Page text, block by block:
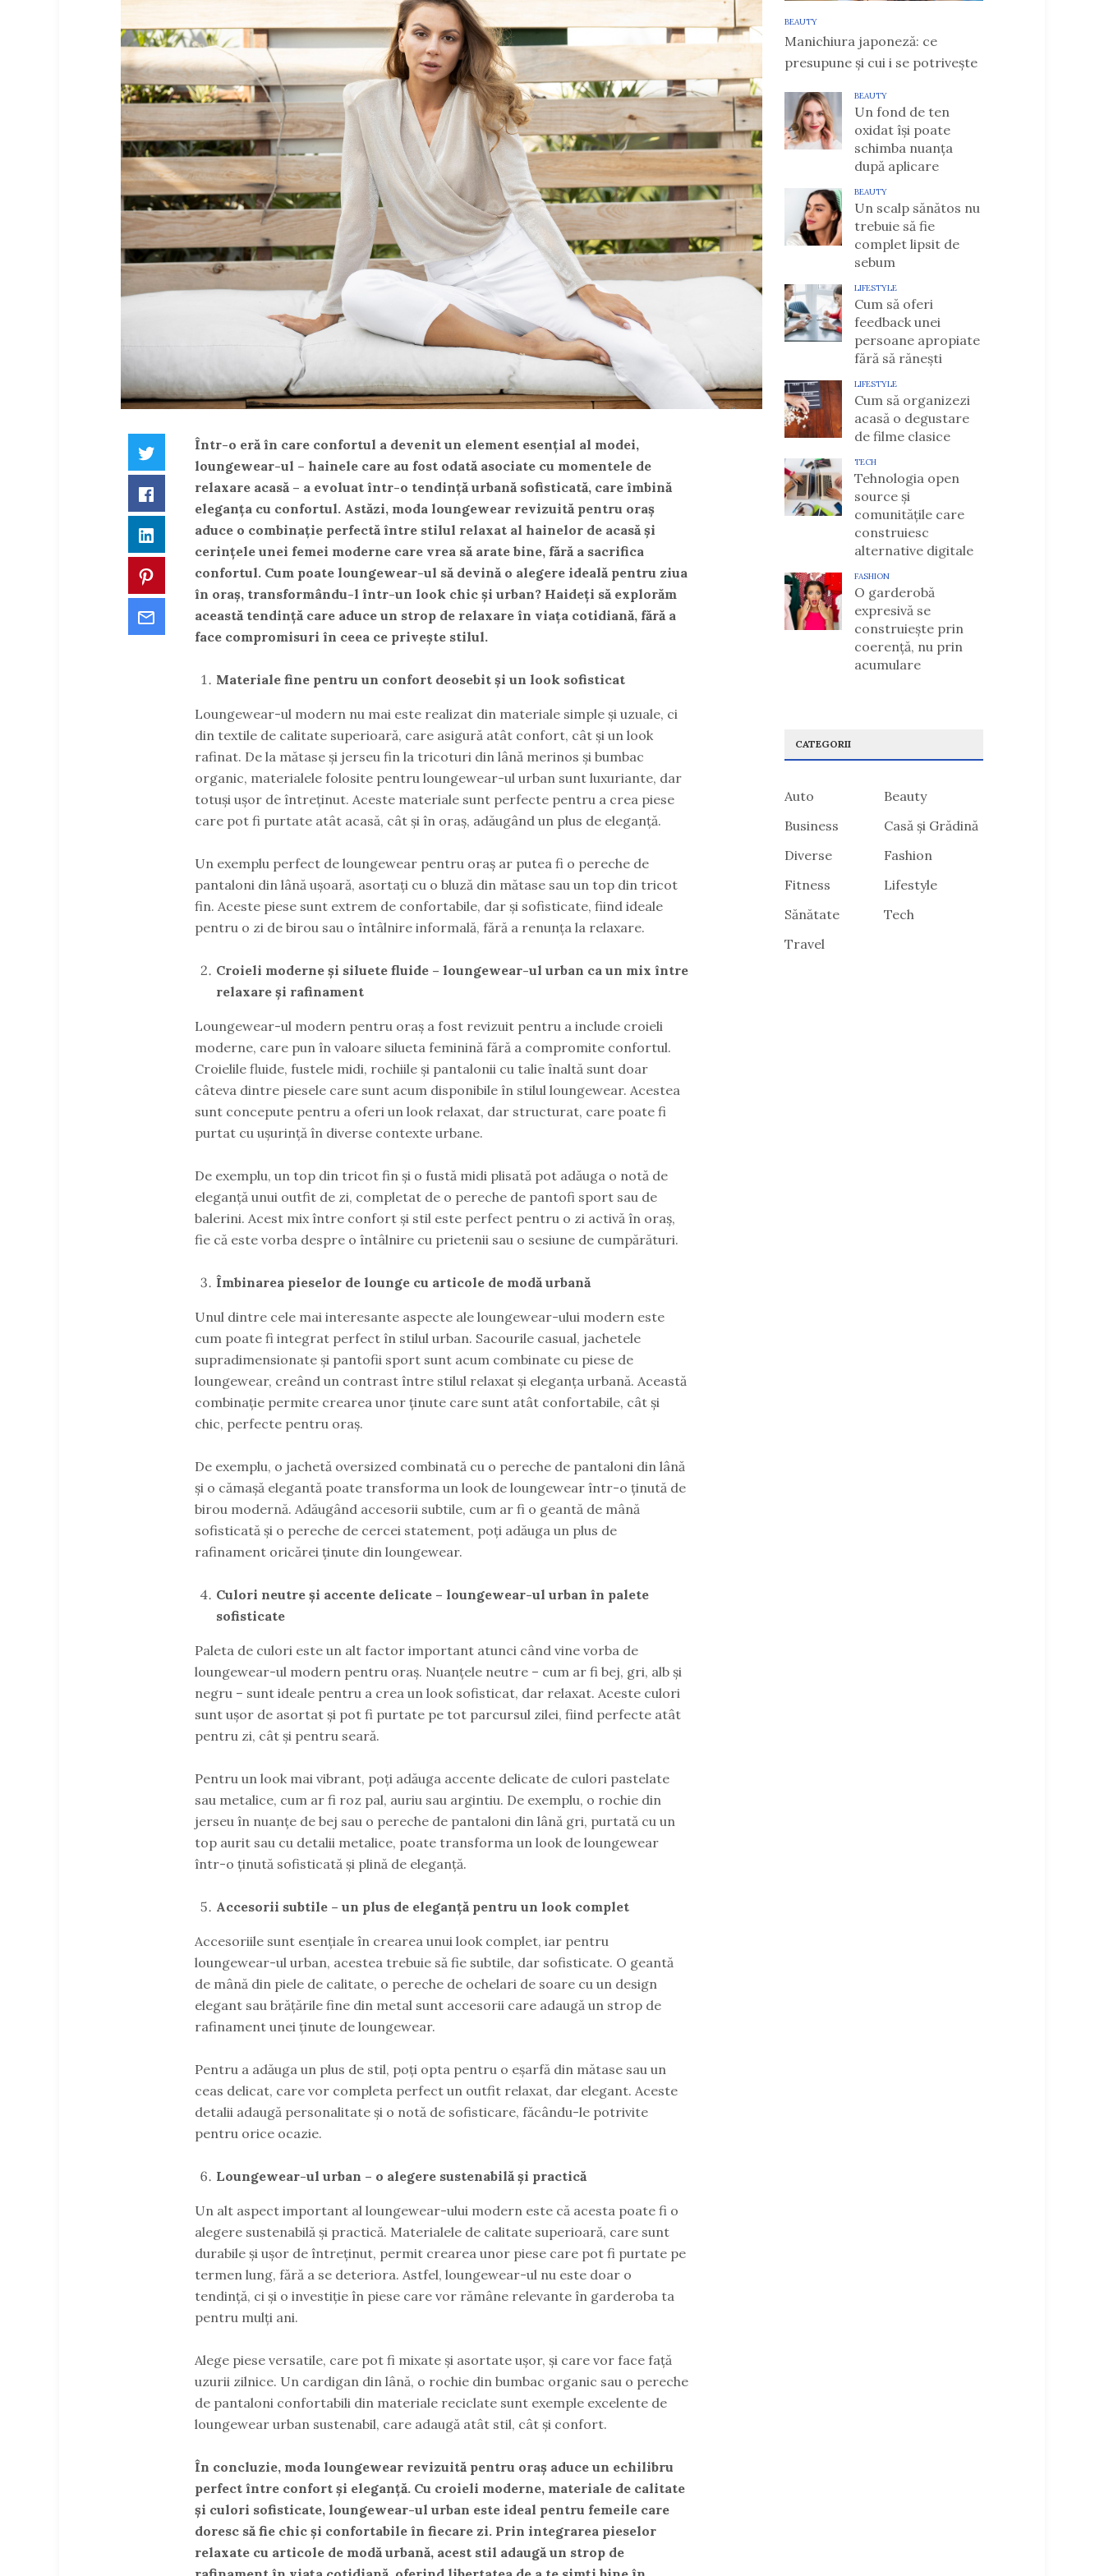
Twitter
Facebook
LinkedIn
Pinterest
Într-o eră în care confortul a devenit un element esențial al modei,
loungewear-ul – hainele care au fost odată asociate cu momentele de
relaxare acasă – a evoluat într-o tendință urbană sofisticată, care îmbină
eleganța cu confortul. Astăzi, moda loungewear revizuită pentru oraș
aduce o combinație perfectă între stilul relaxat al hainelor de acasă și
cerințele unei femei moderne care vrea să arate bine, fără a sacrifica
confortul. Cum poate loungewear-ul să devină o alegere ideală pentru ziua
în oraș, transformându-l într-un look chic și urban? Haideți să explorăm
această tendință care aduce un strop de relaxare în viața cotidiană, fără a
face compromisuri în ceea ce privește stilul.
Materiale fine pentru un confort deosebit și un look sofisticat
Loungewear-ul modern nu mai este realizat din materiale simple și uzuale, ci
din textile de calitate superioară, care asigură atât confort, cât și un look
rafinat. De la mătase și jerseu fin la tricoturi din lână merinos și bumbac
organic, materialele folosite pentru loungewear-ul urban sunt luxuriante, dar
totuși ușor de întreținut. Aceste materiale sunt perfecte pentru a crea piese
care pot fi purtate atât acasă, cât și în oraș, adăugând un plus de eleganță.
Un exemplu perfect de loungewear pentru oraș ar putea fi o pereche de
pantaloni din lână ușoară, asortați cu o bluză din mătase sau un top din tricot
fin. Aceste piese sunt extrem de confortabile, dar și sofisticate, fiind ideale
pentru o zi de birou sau o întâlnire informală, fără a renunța la relaxare.
Croieli moderne și siluete fluide – loungewear-ul urban ca un mix între
relaxare și rafinament
Loungewear-ul modern pentru oraș a fost revizuit pentru a include croieli
moderne, care pun în valoare silueta feminină fără a compromite confortul.
Croielile fluide, fustele midi, rochiile și pantalonii cu talie înaltă sunt doar
câteva dintre piesele care sunt acum disponibile în stilul loungewear. Acestea
sunt concepute pentru a oferi un look relaxat, dar structurat, care poate fi
purtat cu ușurință în diverse contexte urbane.
De exemplu, un top din tricot fin și o fustă midi plisată pot adăuga o notă de
eleganță unui outfit de zi, completat de o pereche de pantofi sport sau de
balerini. Acest mix între confort și stil este perfect pentru o zi activă în oraș,
fie că este vorba despre o întâlnire cu prietenii sau o sesiune de cumpărături.
Îmbinarea pieselor de lounge cu articole de modă urbană
Unul dintre cele mai interesante aspecte ale loungewear-ului modern este
cum poate fi integrat perfect în stilul urban. Sacourile casual, jachetele
supradimensionate și pantofii sport sunt acum combinate cu piese de
loungewear, creând un contrast între stilul relaxat și eleganța urbană. Această
combinație permite crearea unor ținute care sunt atât confortabile, cât și
chic, perfecte pentru oraș.
De exemplu, o jachetă oversized combinată cu o pereche de pantaloni din lână
și o cămașă elegantă poate transforma un look de loungewear într-o ținută de
birou modernă. Adăugând accesorii subtile, cum ar fi o geantă de mână
sofisticată și o pereche de cercei statement, poți adăuga un plus de
rafinament oricărei ținute din loungewear.
Culori neutre și accente delicate – loungewear-ul urban în palete
sofisticate
Paleta de culori este un alt factor important atunci când vine vorba de
loungewear-ul modern pentru oraș. Nuanțele neutre – cum ar fi bej, gri, alb și
negru – sunt ideale pentru a crea un look sofisticat, dar relaxat. Aceste culori
sunt ușor de asortat și pot fi purtate pe tot parcursul zilei, fiind perfecte atât
pentru zi, cât și pentru seară.
Pentru un look mai vibrant, poți adăuga accente delicate de culori pastelate
sau metalice, cum ar fi roz pal, auriu sau argintiu. De exemplu, o rochie din
jerseu în nuanțe de bej sau o pereche de pantaloni din lână gri, purtată cu un
top aurit sau cu detalii metalice, poate transforma un look de loungewear
într-o ținută sofisticată și plină de eleganță.
Accesorii subtile – un plus de eleganță pentru un look complet
Accesoriile sunt esențiale în crearea unui look complet, iar pentru
loungewear-ul urban, acestea trebuie să fie subtile, dar sofisticate. O geantă
de mână din piele de calitate, o pereche de ochelari de soare cu un design
elegant sau brățările fine din metal sunt accesorii care adaugă un strop de
rafinament unei ținute de loungewear.
Pentru a adăuga un plus de stil, poți opta pentru o eșarfă din mătase sau un
ceas delicat, care vor completa perfect un outfit relaxat, dar elegant. Aceste
detalii adaugă personalitate și o notă de sofisticare, făcându-le potrivite
pentru orice ocazie.
Loungewear-ul urban – o alegere sustenabilă și practică
Un alt aspect important al loungewear-ului modern este că acesta poate fi o
alegere sustenabilă și practică. Materialele de calitate superioară, care sunt
durabile și ușor de întreținut, permit crearea unor piese care pot fi purtate pe
termen lung, fără a se deteriora. Astfel, loungewear-ul nu este doar o
tendință, ci și o investiție în piese care vor rămâne relevante în garderoba ta
pentru mulți ani.
Alege piese versatile, care pot fi mixate și asortate ușor, și care vor face față
uzurii zilnice. Un cardigan din lână, o rochie din bumbac organic sau o pereche
de pantaloni confortabili din materiale reciclate sunt exemple excelente de
loungewear urban sustenabil, care adaugă atât stil, cât și confort.
În concluzie, moda loungewear revizuită pentru oraș aduce un echilibru
perfect între confort și eleganță. Cu croieli moderne, materiale de calitate
și culori sofisticate, loungewear-ul urban este ideal pentru femeile care
doresc să fie chic și confortabile în fiecare zi. Prin integrarea pieselor
relaxate cu articole de modă urbană, acest stil adaugă un strop de
BEAUTY
Manichiura japoneză: ce
presupune și cui i se potrivește
BEAUTY
Un fond de ten
oxidat își poate
schimba nuanța
după aplicare
BEAUTY
Un scalp sănătos nu
trebuie să fie
complet lipsit de
sebum
LIFESTYLE
Cum să oferi
feedback unei
persoane apropiate
fără să rănești
LIFESTYLE
Cum să organizezi
acasă o degustare
de filme clasice
TECH
Tehnologia open
source și
comunitățile care
construiesc
alternative digitale
FASHION
O garderobă
expresivă se
construiește prin
coerență, nu prin
acumulare
CATEGORII
Auto
Beauty
Business
Casă și Grădină
Diverse
Fashion
Fitness
Lifestyle
Sănătate
Tech
Travel